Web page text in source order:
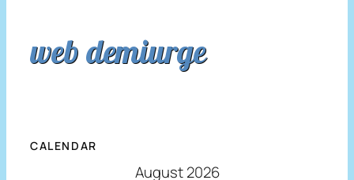
web demiurge
CALENDAR
August 2026